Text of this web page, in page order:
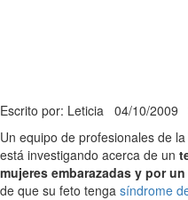
Escrito por: Leticia 04/10/2009
Un equipo de profesionales de
está investigando acerca de un
mujeres embarazadas y por
de que su feto tenga síndrome